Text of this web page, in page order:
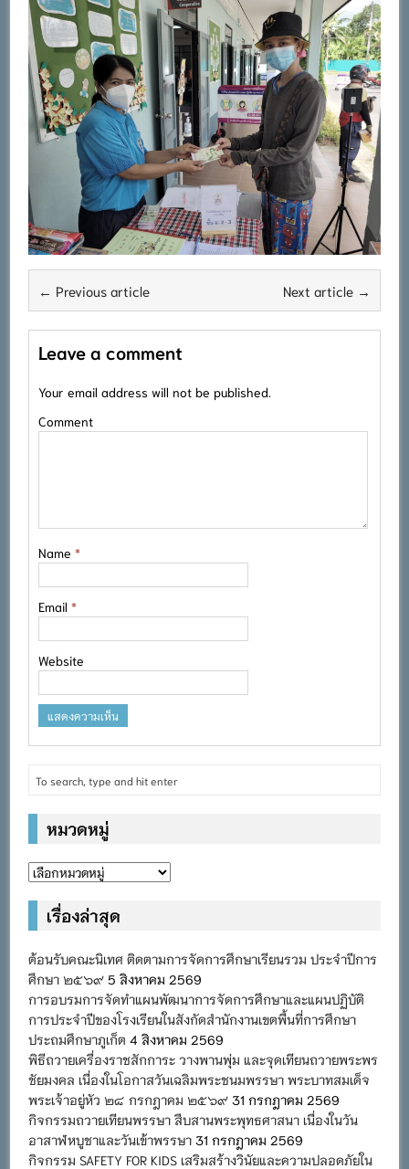
← Previous article Next article →
Leave a comment
Your email address will not be published.
Comment
Name*
Email*
Website
หมวดหมู่
หมวด
เรื่องล่าสุด
ต้อนรับคณะนิเทศ ติดตามการจัดการศึกษาเรียนรวม ประจำปีการ
ศึกษา ๒๕๖๙ 5 สิงหาคม 2569
การอบรมการจัดทำแผนพัฒนาการจัดการศึกษาและแผนปฏิบัติ
การประจำปีของโรงเรียนในสังกัดสำนักงานเขตพื้นที่การศึกษา
ประถมศึกษาภูเก็ต 4 สิงหาคม 2569
พิธีถวายเครื่องราชสักการะ วางพานพุ่ม และจุดเทียนถวายพระพร
ชัยมงคล เนื่องในโอกาสวันเฉลิมพระชนมพรรษา พระบาทสมเด็จ
พระเจ้าอยู่หัว ๒๘ กรกฎาคม ๒๕๖๙ 31 กรกฎาคม 2569
กิจกรรมถวายเทียนพรรษา สืบสานพระพุทธศาสนา เนื่องในวัน
อาสาฬหบูชาและวันเข้าพรรษา 31 กรกฎาคม 2569
กิจกรรม SAFETY FOR KIDS เสริมสร้างวินัยและความปลอดภัยใน